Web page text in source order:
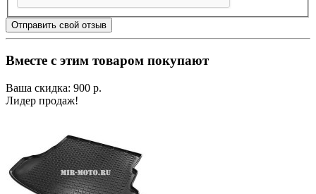
Отправить свой отзыв
Вместе с этим товаром покупают
Ваша скидка: 900 р.
Лидер продаж!